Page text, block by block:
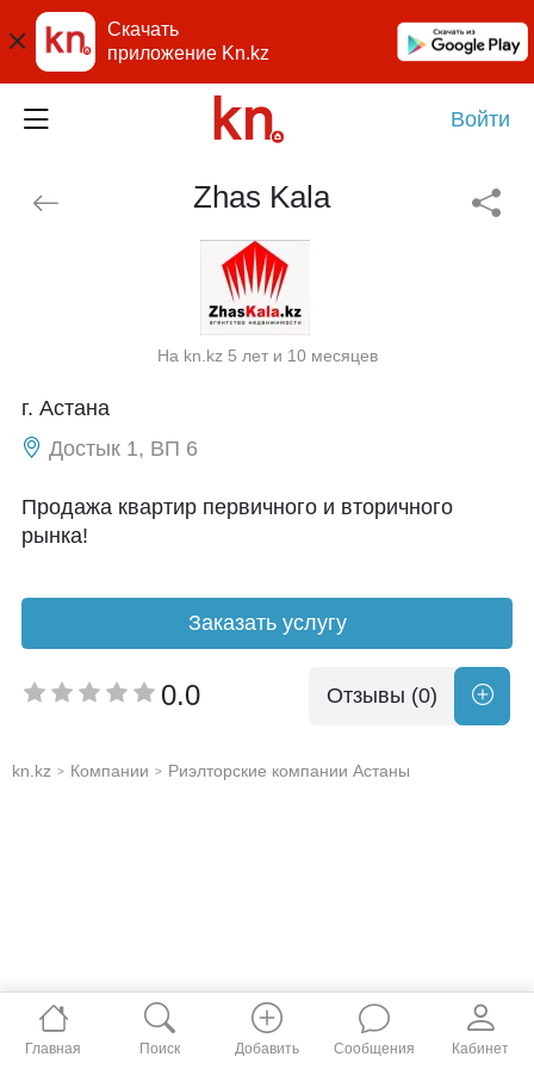
Скачать
приложение Kn.kz
Войти
Zhas Kala
На kn.kz 5 лет и 10 месяцев
г. Астана
Достык 1, ВП 6
Продажа квартир первичного и вторичного
рынка!
Заказать услугу
0.0 Отзывы (0)
kn.kz > Компании > Риэлторские компании Астаны
Главная Поиск Добавить Сообщения Кабинет